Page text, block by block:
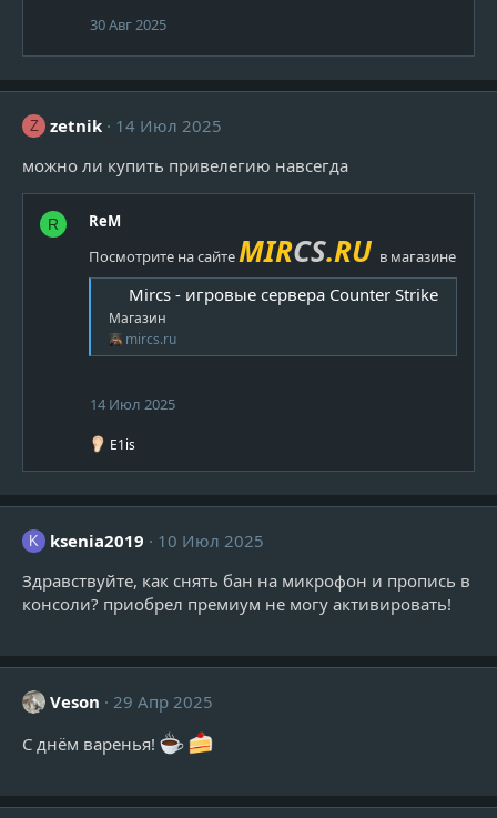
30 Авг 2025
Z zetnik
14 Июл 2025
можно ли купить привелегию навсегда
R
ReM
Посмотрите на сайтеMIRCS.RU в магазине
Mircs - игровые сервера Counter Strike
Магазин
mircs.ru
14 Июл 2025
Р
а
ц
и
E1is
K ksenia2019
10 Июл 2025
Здравствуйте, как снять бан на микрофон и пропись в
консоли? приобрел премиум не могу активировать!
Veson
29 Апр 2025
С днём варенья!